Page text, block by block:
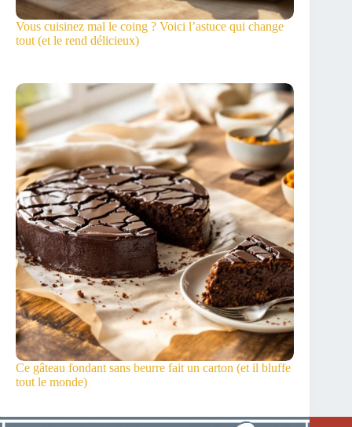
Vous cuisinez mal le coing ? Voici l’astuce qui change
tout (et le rend délicieux)
Ce gâteau fondant sans beurre fait un carton (et il bluffe
tout le monde)